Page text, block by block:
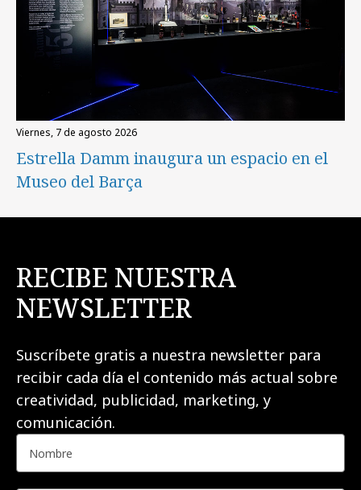
viernes, 7 de agosto 2026
Estrella Damm inaugura un espacio en el
Museo del Barça
RECIBE NUESTRA
NEWSLETTER
Suscríbete gratis a nuestra newsletter para
recibir cada día el contenido más actual sobre
creatividad, publicidad, marketing, y
comunicación.